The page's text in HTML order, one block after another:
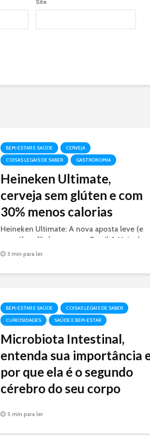
Site
BEM-ESTAR E SAÚDE
CERVEJA
COISAS LEGAIS DE SABER
GASTRONOMIA
Heineken Ultimate,
cerveja sem glúten e com
30% menos calorias
Heineken Ultimate: A nova aposta leve (e
com álcool!) da marca no Brasil A Heineken
acabou de lançar nesta segunda-feira (18) a
glúten, tem 30% menos calorias (só 97
3 min para ler
BEM-ESTAR E SAÚDE
COISAS LEGAIS DE SABER
CURIOSIDADES
SAÚDE E BEM-ESTAR
Microbiota Intestinal,
entenda sua importância
por que ela é o segundo
cérebro do seu corpo
saúde do cérebro ao sistema imunológico.
5 min para ler